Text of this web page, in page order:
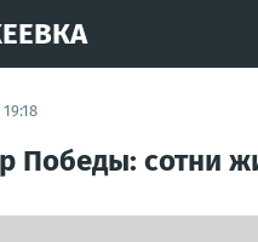
Победы: сотни